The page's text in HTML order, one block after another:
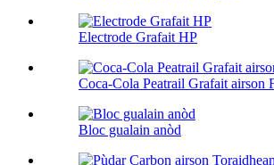
Electrode Grafait HP
Coca-Cola Peatrail Grafait airson
Bloc gualain anòd